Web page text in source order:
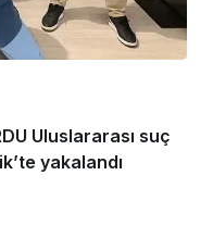
Uluslararası suç
yakalandı